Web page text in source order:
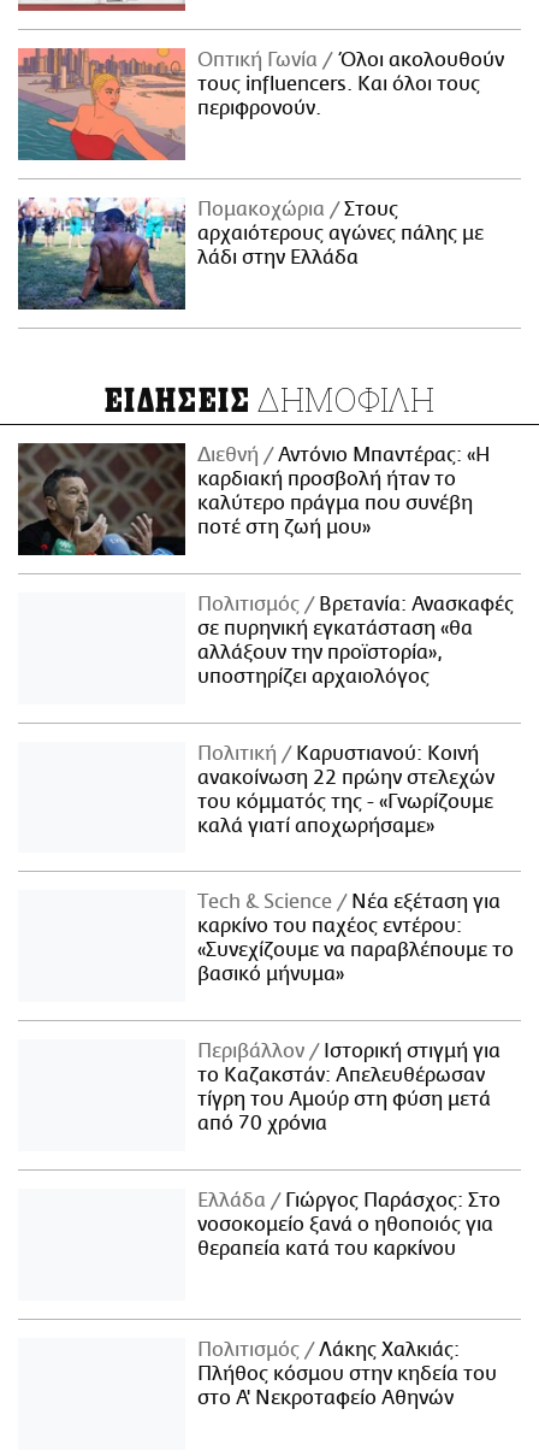
Οπτική Γωνία
Όλοι ακολουθούν
τους influencers. Και όλοι τους
περιφρονούν.
Πομακοχώρια
Στους
αρχαιότερους αγώνες πάλης με
λάδι στην Ελλάδα
ΕΙΔΗΣΕΙΣ ΔΗΜΟΦΙΛΗ
Διεθνή
Αντόνιο Μπαντέρας: «Η
καρδιακή προσβολή ήταν το
καλύτερο πράγμα που συνέβη
ποτέ στη ζωή μου»
Πολιτισμός
Βρετανία: Ανασκαφές
σε πυρηνική εγκατάσταση «θα
αλλάξουν την προϊστορία»,
υποστηρίζει αρχαιολόγος
Πολιτική
Καρυστιανού: Κοινή
ανακοίνωση 22 πρώην στελεχών
του κόμματός της - «Γνωρίζουμε
καλά γιατί αποχωρήσαμε»
Τech & Science
Νέα εξέταση για
καρκίνο του παχέος εντέρου:
«Συνεχίζουμε να παραβλέπουμε το
βασικό μήνυμα»
Περιβάλλον
Ιστορική στιγμή για
το Καζακστάν: Απελευθέρωσαν
τίγρη του Αμούρ στη φύση μετά
από 70 χρόνια
Ελλάδα
Γιώργος Παράσχος: Στο
νοσοκομείο ξανά ο ηθοποιός για
θεραπεία κατά του καρκίνου
Πολιτισμός
Λάκης Χαλκιάς:
Πλήθος κόσμου στην κηδεία του
στο Α' Νεκροταφείο Αθηνών